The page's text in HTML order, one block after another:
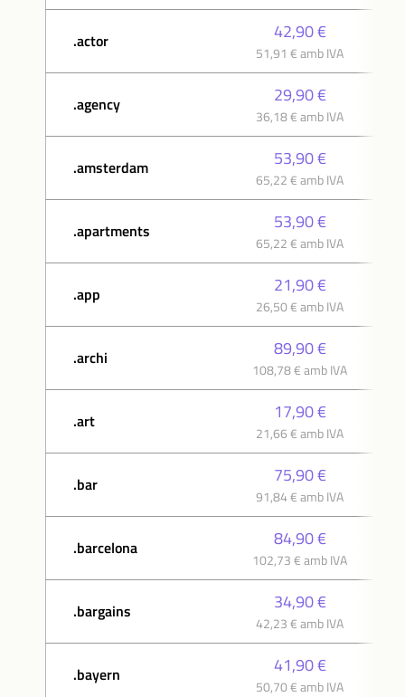
.actor 42,90 €
51,91 € amb IVA
.agency 29,90 €
36,18 € amb IVA
.amsterdam 53,90 €
65,22 € amb IVA
.apartments 53,90 €
65,22 € amb IVA
.app 21,90 €
26,50 € amb IVA
.archi 89,90 €
108,78 € amb IVA
.art 17,90 €
21,66 € amb IVA
.bar 75,90 €
91,84 € amb IVA
.barcelona 84,90 €
102,73 € amb IVA
.bargains 34,90 €
42,23 € amb IVA
.bayern 41,90 €
50,70 € amb IVA